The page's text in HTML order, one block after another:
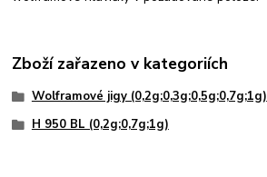
Zboží zařazeno v kategoriích
Wolframové jigy (0,2g;0,3g;0,5g;0,7g;1g)
H 950 BL (0,2g;0,7g;1g)